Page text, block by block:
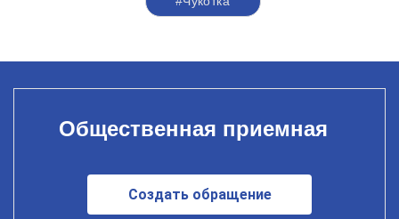
Общественная приемная
Создать обращение